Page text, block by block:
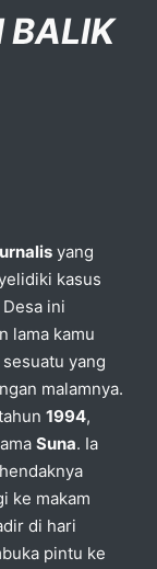
BALIK
yang
kasus
ini
lama kamu
yang
malamnya.
1994,
Suna. Ia
ke makam
di hari
pintu ke